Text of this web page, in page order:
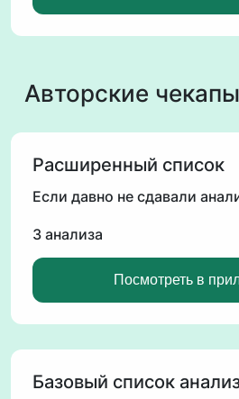
Авторские
Расширенный список
Если давно не сдавали
3 анализа
Базовый список